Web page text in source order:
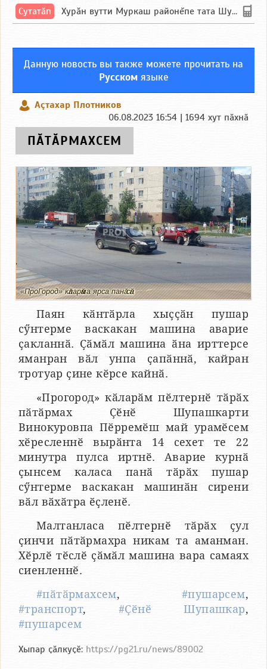
Сутатӑп Хурăн вутти Муркаш районĕпе тата Шупашкар районĕнчи Ишлей тăрăхĕпе сутатăп. Ха...
Данную новость вы также можете прочитать на
Русскомязыке
Аçтахар Плотников
06.08.2023 16:54 | 1694 хут пӑхнӑ
ПӐТӐРМАХСЕМ
«ПроГород» кӑларӑма ярса панӑ сӑн
Паян кӑнтӑрла хыҫҫӑн пушар
сӳнтерме васкакан машина аварие
ҫакланнӑ. Ҫӑмӑл машина ӑна ирттерсе
яманран вӑл унпа ҫапӑннӑ, кайран
тротуар ҫине кӗрсе кайнӑ.
«Прогород» кӑларӑм пӗлтернӗ тӑрӑх
пӑтӑрмах Ҫӗнӗ Шупашкарти
Винокуровпа Пӗрремӗш май урамӗсем
хӗресленнӗ вырӑнта 14 сехет те 22
минутра пулса иртнӗ. Аварие курнӑ
ҫынсем каласа панӑ тӑрӑх пушар
сӳнтерме васкакан машинӑн сирени
вӑл вӑхӑтра ӗҫленӗ.
Малтанласа пӗлтернӗ тӑрӑх ҫул
ҫинчи пӑтӑрмахра никам та аманман.
Хӗрлӗ тӗслӗ ҫӑмӑл машина вара самаях
сиенленнӗ.
#пӑтӑрмахсем, #пушарсем,
#транспорт, #Ҫӗнӗ Шупашкар,
#пушарсем
Хыпар ҫӑлкуҫӗ: https://pg21.ru/news/89002